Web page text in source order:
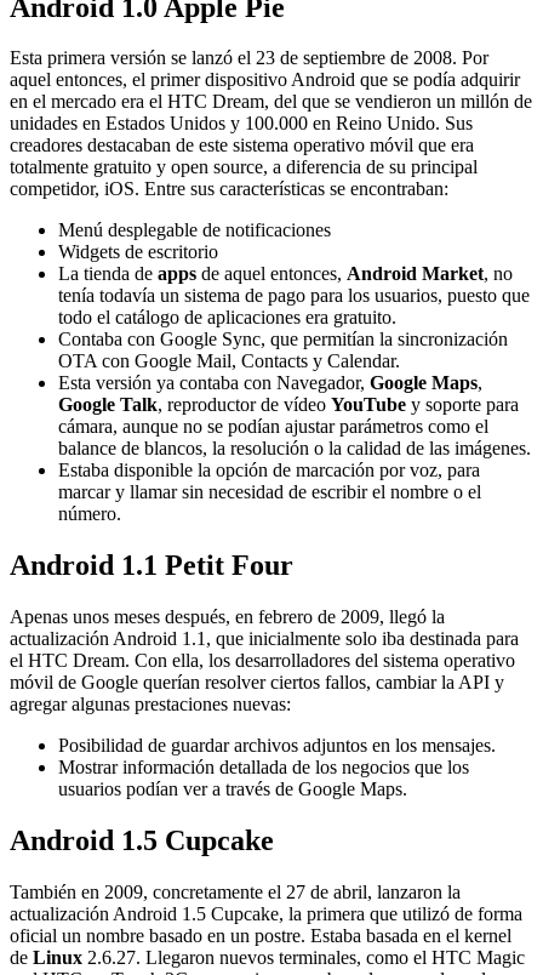
Android 1.0 Apple Pie
Esta primera versión se lanzó el 23 de septiembre de 2008. Por
aquel entonces, el primer dispositivo Android que se podía adquirir
en el mercado era el HTC Dream, del que se vendieron un millón de
unidades en Estados Unidos y 100.000 en Reino Unido. Sus
creadores destacaban de este sistema operativo móvil que era
totalmente gratuito y open source, a diferencia de su principal
competidor, iOS. Entre sus características se encontraban:
Menú desplegable de notificaciones
Widgets de escritorio
La tienda de apps de aquel entonces, Android Market, no
tenía todavía un sistema de pago para los usuarios, puesto que
todo el catálogo de aplicaciones era gratuito.
Contaba con Google Sync, que permitían la sincronización
OTA con Google Mail, Contacts y Calendar.
Esta versión ya contaba con Navegador, Google Maps,
Google Talk, reproductor de vídeo YouTube y soporte para
cámara, aunque no se podían ajustar parámetros como el
balance de blancos, la resolución o la calidad de las imágenes.
Estaba disponible la opción de marcación por voz, para
marcar y llamar sin necesidad de escribir el nombre o el
número.
Android 1.1 Petit Four
Apenas unos meses después, en febrero de 2009, llegó la
actualización Android 1.1, que inicialmente solo iba destinada para
el HTC Dream. Con ella, los desarrolladores del sistema operativo
móvil de Google querían resolver ciertos fallos, cambiar la API y
agregar algunas prestaciones nuevas:
Posibilidad de guardar archivos adjuntos en los mensajes.
Mostrar información detallada de los negocios que los
usuarios podían ver a través de Google Maps.
Android 1.5 Cupcake
También en 2009, concretamente el 27 de abril, lanzaron la
actualización Android 1.5 Cupcake, la primera que utilizó de forma
oficial un nombre basado en un postre. Estaba basada en el kernel
de Linux 2.6.27. Llegaron nuevos terminales, como el HTC Magic